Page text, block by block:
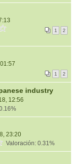
1 2
1 2
industry
12:56
23:20
Valoración: 0.31%